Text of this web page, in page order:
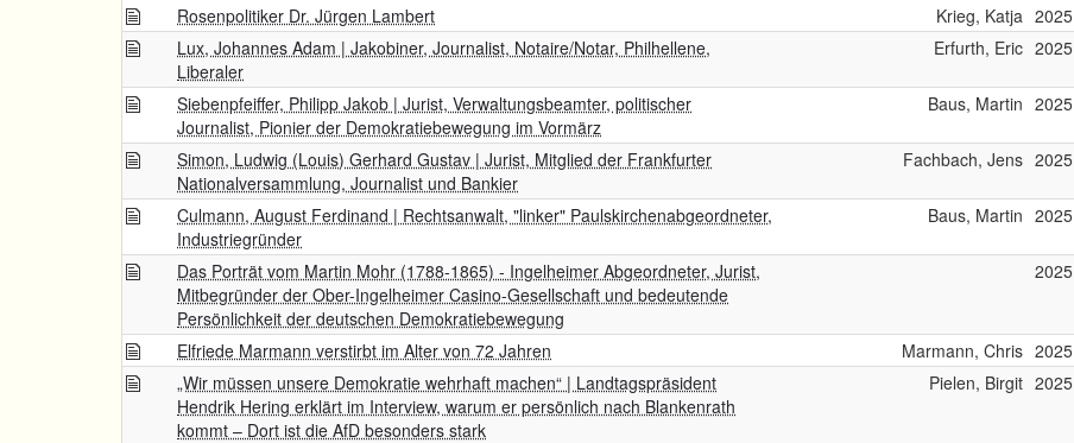
Rosenpolitiker Dr. Jürgen Lambert Krieg, Katja 2025
Lux, Johannes Adam | Jakobiner, Journalist, Notaire/Notar, Philhellene,
Liberaler
Erfurth, Eric 2025
Siebenpfeiffer, Philipp Jakob | Jurist, Verwaltungsbeamter, politischer
Journalist, Pionier der Demokratiebewegung im Vormärz
Baus, Martin 2025
Simon, Ludwig (Louis) Gerhard Gustav | Jurist, Mitglied der Frankfurter
Nationalversammlung, Journalist und Bankier
Fachbach, Jens 2025
Culmann, August Ferdinand | Rechtsanwalt, "linker" Paulskirchenabgeordneter,
Industriegründer
Baus, Martin 2025
Das Porträt vom Martin Mohr (1788-1865) - Ingelheimer Abgeordneter, Jurist,
Mitbegründer der Ober-Ingelheimer Casino-Gesellschaft und bedeutende
Persönlichkeit der deutschen Demokratiebewegung
2025
Elfriede Marmann verstirbt im Alter von 72 Jahren Marmann, Chris 2025
„Wir müssen unsere Demokratie wehrhaft machen“ | Landtagspräsident
Hendrik Hering erklärt im Interview, warum er persönlich nach Blankenrath
kommt – Dort ist die AfD besonders stark
Pielen, Birgit 2025